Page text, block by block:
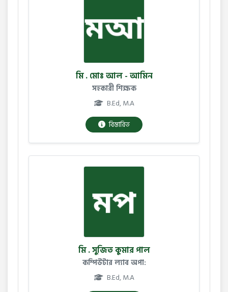
মি . মোঃ আল - আমিন
সহকারী শিক্ষক
B.Ed, M.A
বিস্তারিত
মি . সুজিত কুমার পাল
কম্পিউটার ল্যাব অপা:
B.Ed, M.A